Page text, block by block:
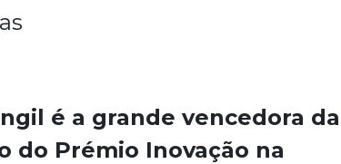
é a grande vencedora da
do Prémio Inovação na